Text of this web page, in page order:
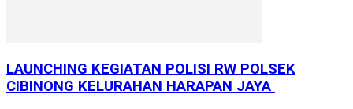
LAUNCHING KEGIATAN POLISI RW POLSEK
CIBINONG KELURAHAN HARAPAN JAYA